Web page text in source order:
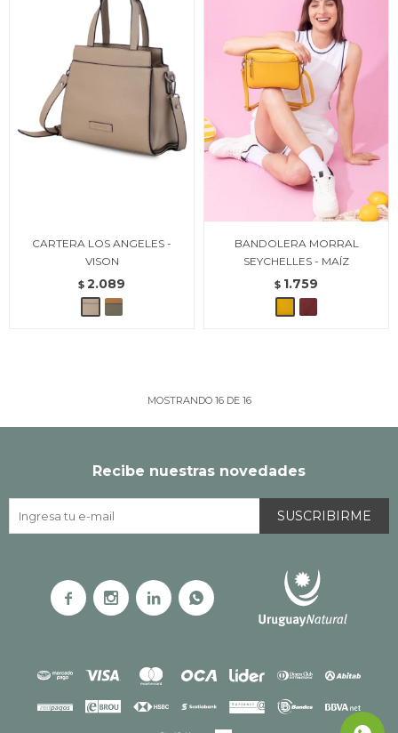
CARTERA LOS ANGELES -
VISON
$ 2.089
BANDOLERA MORRAL
SEYCHELLES - MAÍZ
$ 1.759
MOSTRANDO 16DE 16
Recibe nuestras novedades
SUSCRIBIRME
   